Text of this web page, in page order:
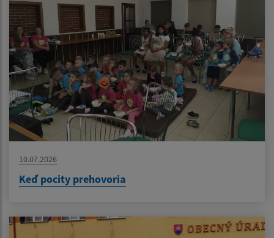
10.07.2026
Keď pocity prehovoria